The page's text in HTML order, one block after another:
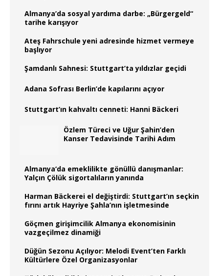
Almanya’da sosyal yardıma darbe: „Bürgergeld“
tarihe karışıyor
Ateş Fahrschule yeni adresinde hizmet vermeye
başlıyor
Şamdanlı Sahnesi: Stuttgart’ta yıldızlar geçidi
Adana Sofrası Berlin’de kapılarını açıyor
Stuttgart’ın kahvaltı cenneti: Hanni Bäckeri
Özlem Türeci ve Uğur Şahin’den
Kanser Tedavisinde Tarihi Adım
Almanya‘da emeklilikte gönüllü danışmanlar:
Yalçın Çölük sigortalıların yanında
Harman Bäckerei el değiştirdi: Stuttgart’ın seçkin
fırını artık Hayriye Şahla’nın işletmesinde
Göçmen girişimcilik Almanya ekonomisinin
vazgeçilmez dinamiği
Düğün Sezonu Açılıyor: Melodi Event’ten Farklı
Kültürlere Özel Organizasyonlar